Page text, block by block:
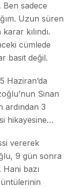
Ben sadece
Uzun süren
kılındı.
cümlede
basit değil.
Haziran’da
Sinan
ardından 3
hikayesine…
vererek
9 gün sonra
bazı